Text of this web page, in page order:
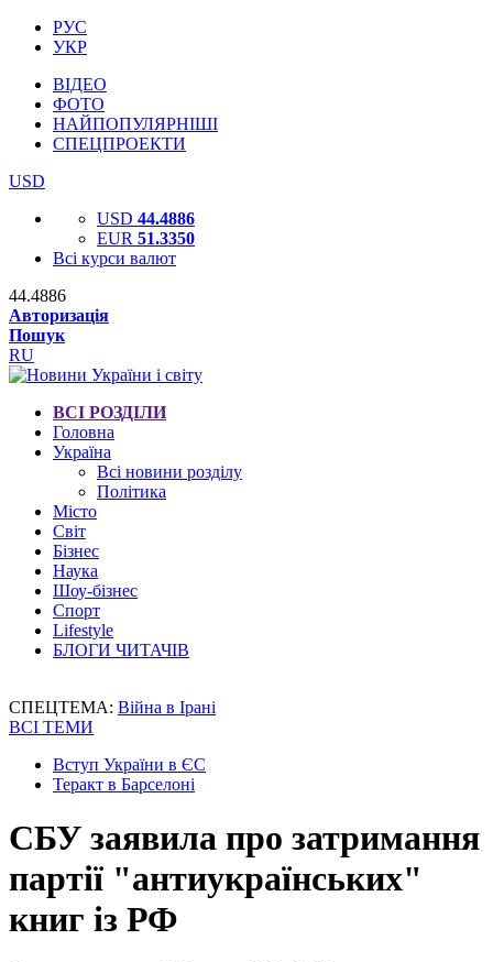
РУС
УКР
ВІДЕО
ФОТО
НАЙПОПУЛЯРНІШІ
СПЕЦПРОЕКТИ
USD
USD 44.4886
EUR 51.3350
Всі курси валют
44.4886
Авторизація
Пошук
RU
ВСІ РОЗДІЛИ
Головна
Україна
Всі новини розділу
Політика
Місто
Світ
Бізнес
Наука
Шоу-бізнес
Спорт
Lifestyle
БЛОГИ ЧИТАЧІВ
СПЕЦТЕМА: Війна в Ірані
ВСІ ТЕМИ
Вступ України в ЄС
Теракт в Барселоні
СБУ заявила про затримання
партії "антиукраїнських"
книг із РФ